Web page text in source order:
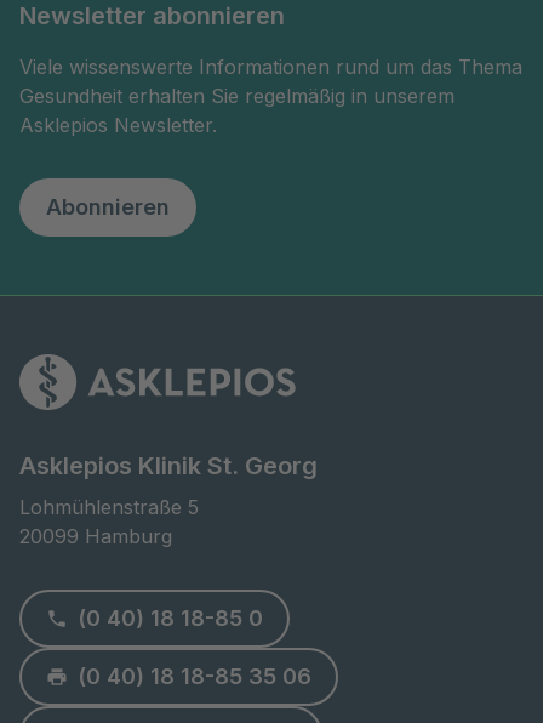
Newsletter abonnieren
Viele wissenswerte Informationen rund um das Thema
Gesundheit erhalten Sie regelmäßig in unserem
Asklepios Newsletter.
Abonnieren
Asklepios Klinik St. Georg
Lohmühlenstraße 5
20099 Hamburg
(0 40) 18 18-85 0
(0 40) 18 18-85 35 06